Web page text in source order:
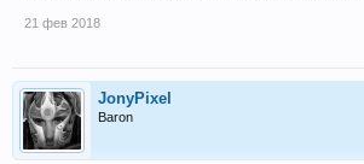
21 фев 2018
JonyPixel
Baron